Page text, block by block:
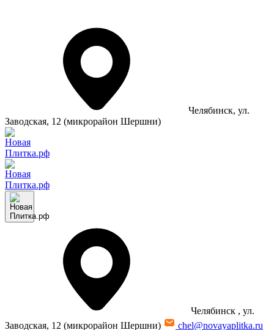
Челябинск, ул.
Заводская, 12 (микрорайон Шершни)
Челябинск , ул.
Заводская, 12 (микрорайон Шершни)
chel@novayaplitka.ru